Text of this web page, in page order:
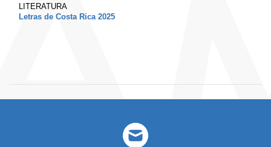
LITERATURA
Letras de Costa Rica 2025